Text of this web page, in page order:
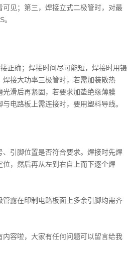
见；第三，焊接立式二极管时，对最
正确；焊接时间尽可能短，焊接时用镊
接大功率三极管时，若需加装散热
光滑后再紧固，若要求加垫绝缘薄膜
电路板上需连接时，要用塑料导线。
引脚位置是否符合要求。焊接时先焊
，然后再从左到右自上而下逐个焊
管露在印制电路板面上多余引脚均需齐
内容啦，大家有任何问题可以留言给我